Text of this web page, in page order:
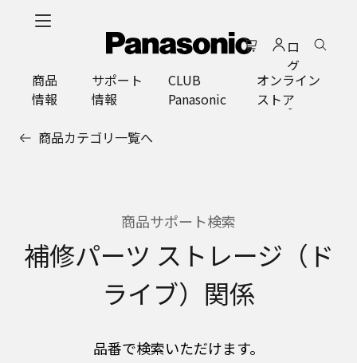
ロ
グ
イ
ン
商品
情報
サポート
情報
CLUB
Panasonic
オンライン
ストア
商品カテゴリ一覧へ
商品サポート検索
補修パーツ ストレージ（ド
ライブ）関係
品番で検索いただけます。